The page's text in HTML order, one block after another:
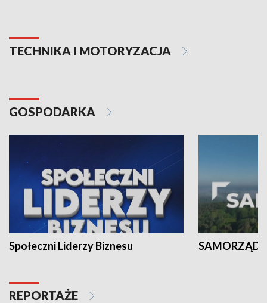
TECHNIKA I MOTORYZACJA
GOSPODARKA
Społeczni Liderzy Biznesu SAMORZĄD
REPORTAŻE